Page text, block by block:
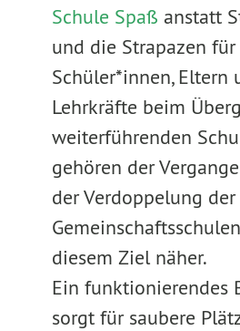
Schule Spaß anstatt
und die Strapazen für
Schüler*innen, Eltern
Lehrkräfte beim
weiterführenden
gehören der
der Verdoppelung der
diesem Ziel näher.
Ein funktionierendes
sorgt für saubere